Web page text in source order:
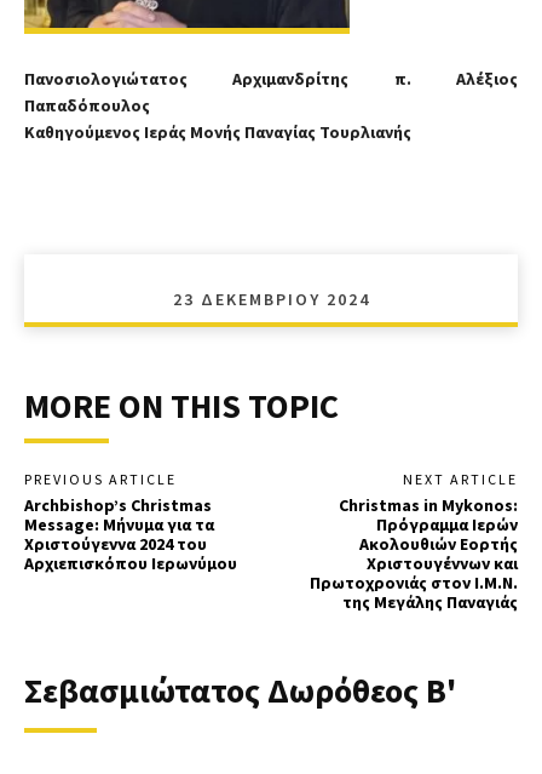
Πανοσιολογιώτατος Αρχιμανδρίτης π. Αλέξιος
Παπαδόπουλος
Καθηγούμενος Ιεράς Μονής Παναγίας Τουρλιανής
23 ΔΕΚΕΜΒΡΊΟΥ 2024
MORE ON THIS TOPIC
PREVIOUS ARTICLE
Archbishop’s Christmas
Message: Μήνυμα για τα
Χριστούγεννα 2024 του
Αρχιεπισκόπου Ιερωνύμου
NEXT ARTICLE
Christmas in Mykonos:
Πρόγραμμα Ιερών
Ακολουθιών Εορτής
Χριστουγέννων και
Πρωτοχρονιάς στον Ι.Μ.Ν.
της Μεγάλης Παναγιάς
Σεβασμιώτατος Δωρόθεος Β'